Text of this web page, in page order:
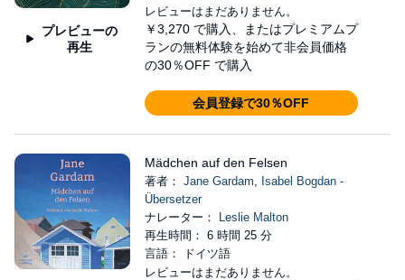
プレビューの
再生
レビューはまだありません。
￥3,270 で購入、またはプレミアムプ
ランの無料体験を始めて非会員価格
の30％OFF で購入
会員登録で30％OFF
Mädchen auf den Felsen
著者： Jane Gardam, Isabel Bogdan -
Übersetzer
ナレーター：
Leslie Malton
再生時間： 6 時間 25 分
言語： ドイツ語
レビューはまだありません。